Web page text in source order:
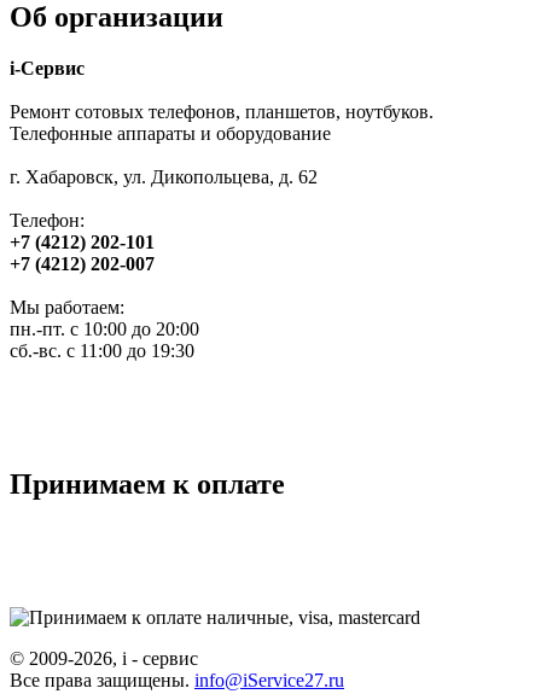
Об организации
i-Сервис
Ремонт сотовых телефонов, планшетов, ноутбуков.
Телефонные аппараты и оборудование
г. Хабаровск, ул. Дикопольцева, д. 62
Телефон:
+7 (4212) 202-101
+7 (4212) 202-007
Мы работаем:
пн.-пт. с 10:00 до 20:00
сб.-вс. с 11:00 до 19:30
Принимаем к оплате
© 2009-2026, i - сервис
Все права защищены. info@iService27.ru